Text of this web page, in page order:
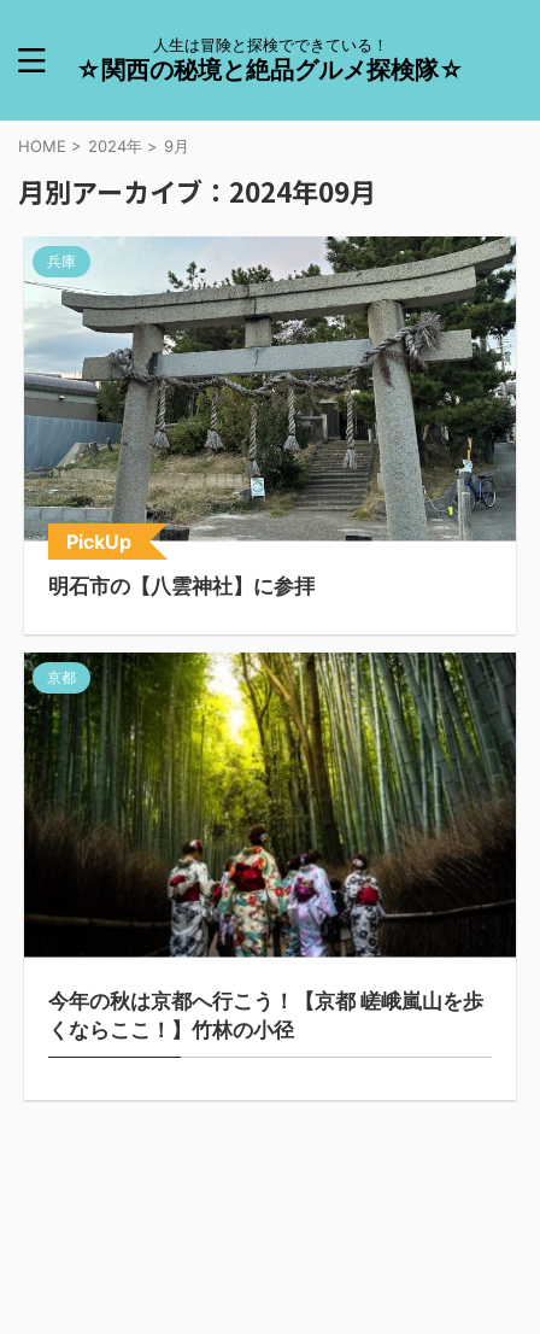
人生は冒険と探検でできている！
☆関西の秘境と絶品グルメ探検隊☆
HOME > 2024年 > 9月
月別アーカイブ：2024年09月
兵庫
PickUp
明石市の【八雲神社】に参拝
京都
今年の秋は京都へ行こう！【京都 嵯峨嵐山を歩
くならここ！】竹林の小径